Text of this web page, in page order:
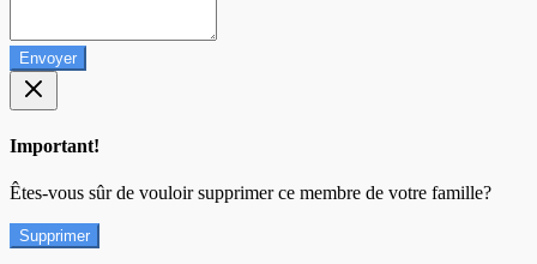
Envoyer
Important!
Êtes-vous sûr de vouloir supprimer ce membre de votre famille?
Supprimer